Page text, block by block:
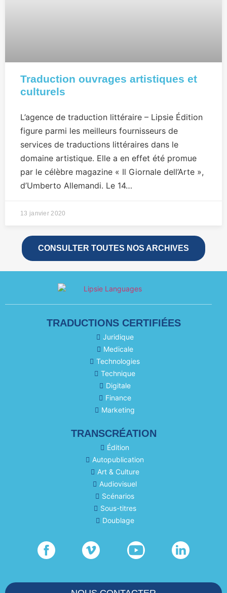
Traduction ouvrages artistiques et
culturels
L’agence de traduction littéraire – Lipsie Édition
figure parmi les meilleurs fournisseurs de
services de traductions littéraires dans le
domaine artistique. Elle a en effet été promue
par le célèbre magazine « Il Giornale dell’Arte »,
d’Umberto Allemandi. Le 14…
13 janvier 2020
CONSULTER TOUTES NOS ARCHIVES
TRADUCTIONS CERTIFIÉES
Juridique
Medicale
Technologies
Technique
Digitale
Finance
Marketing
TRANSCRÉATION
Édition
Autopublication
Art & Culture
Audiovisuel
Scénarios
Sous-titres
Doublage